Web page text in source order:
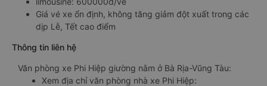
Giá vé xe ổn định, không tăng giảm đột xuất trong các
dịp Lễ, Tết cao điểm
Thông tin liên hệ
Văn phòng xe Phi Hiệp giường nằm ở Bà Rịa-Vũng Tàu:
Xem địa chỉ văn phòng nhà xe Phi Hiệp: